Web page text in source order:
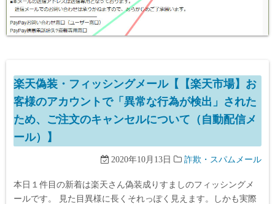
楽天偽装・フィッシングメール【【楽天市場】お
客様のアカウントで「異常な行為が検出」された
ため、ご注文のキャンセルについて（自動配信メ
ール）】
2020年10月13日 詐欺・スパムメール
本日１件目の新着は楽天さん偽装成りすましのフィッシングメ
ールです。 見た目異様に長くそれっぽく見えます。しかも実際